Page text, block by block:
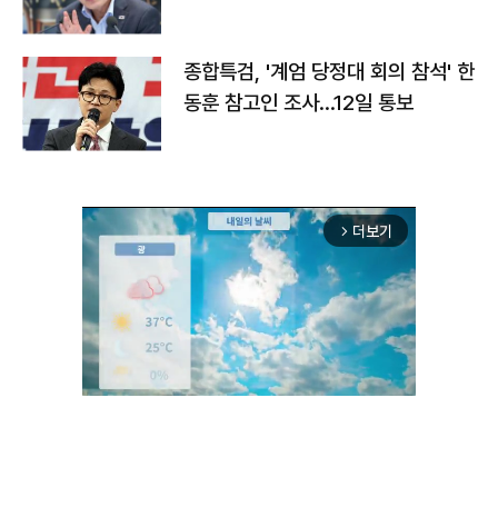
종합특검, '계엄 당정대 회의 참석' 한
동훈 참고인 조사...12일 통보
arrow_forward_ios 더보기